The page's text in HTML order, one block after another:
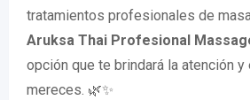
tratamientos profesionales de
Aruksa Thai Profesional
opción que te brindará la atención y
mereces. 🌿✨